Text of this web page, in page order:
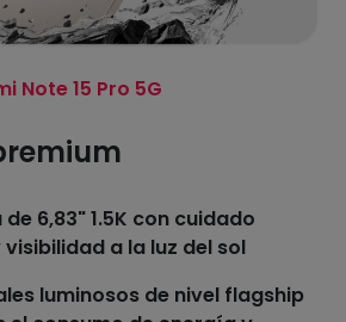
Note 15 Pro 5G
6,83" 1.5K con cuidado
a la luz del sol
luminosos de nivel flagship